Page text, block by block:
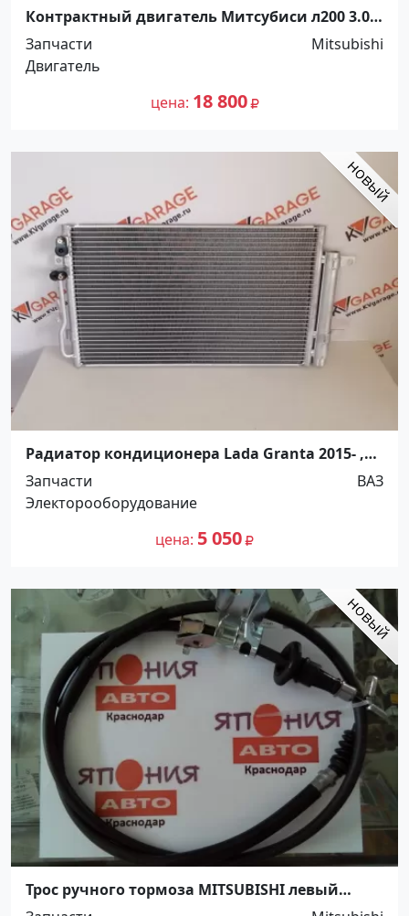
Контрактный двигатель Митсубиси л200 3.0
Краснодар
Запчасти
Mitsubishi
Двигатель
цена 18 800
Радиатор кондиционера Lada Granta 2015- ,
Datsun On-D0 2016- Краснодар
Запчасти
ВАЗ
Электорооборудование
цена 5 050
Трос ручного тормоза MITSUBISHI левый
Краснодар